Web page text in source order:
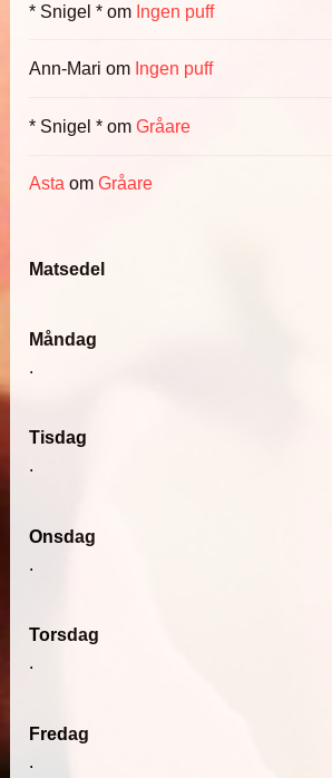
* Snigel * om Ingen puff
Ann-Mari om Ingen puff
* Snigel * omGråare
Asta omGråare
Matsedel
Måndag
.
Tisdag
.
Onsdag
.
Torsdag
.
Fredag
.